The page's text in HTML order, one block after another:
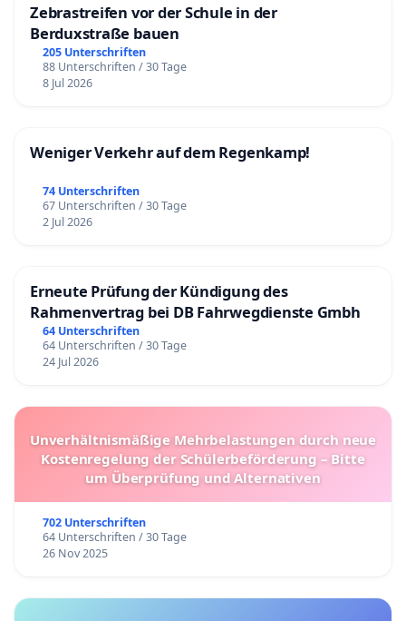
Zebrastreifen vor der Schule in der
Berduxstraße bauen
205 Unterschriften
88 Unterschriften / 30 Tage
8 Jul 2026
Weniger Verkehr auf dem Regenkamp!
74 Unterschriften
67 Unterschriften / 30 Tage
2 Jul 2026
Erneute Prüfung der Kündigung des
Rahmenvertrag bei DB Fahrwegdienste Gmbh
64 Unterschriften
64 Unterschriften / 30 Tage
24 Jul 2026
Unverhältnismäßige Mehrbelastungen durch neue
Kostenregelung der Schülerbeförderung – Bitte
um Überprüfung und Alternativen
702 Unterschriften
64 Unterschriften / 30 Tage
26 Nov 2025